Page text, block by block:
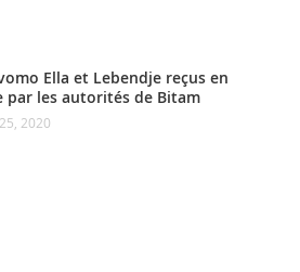
Ella et Lebendje reçus en
par les autorités de Bitam
2020